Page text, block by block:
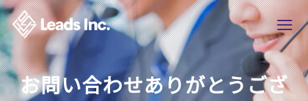
お問い合わせありがとうござ